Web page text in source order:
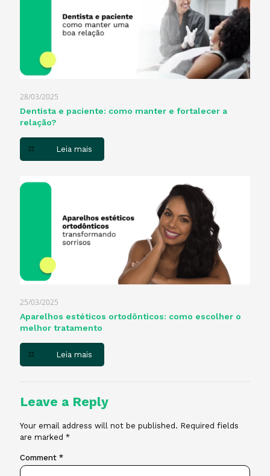
28/03/2025
Dentista e paciente: como manter e fortalecer a
relação?
Leia mais
25/03/2025
Aparelhos estéticos ortodônticos: como escolher o
melhor tratamento
Leia mais
Leave a Reply
Your email address will not be published. Required fields
are marked *
Comment *